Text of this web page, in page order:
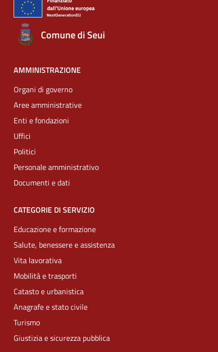
Comune di Seui
AMMINISTRAZIONE
Organi di governo
Aree amministrative
Enti e fondazioni
Uffici
Politici
Personale amministrativo
Documenti e dati
CATEGORIE DI SERVIZIO
Educazione e formazione
Salute, benessere e assistenza
Vita lavorativa
Mobilità e trasporti
Catasto e urbanistica
Anagrafe e stato civile
Turismo
Giustizia e sicurezza pubblica